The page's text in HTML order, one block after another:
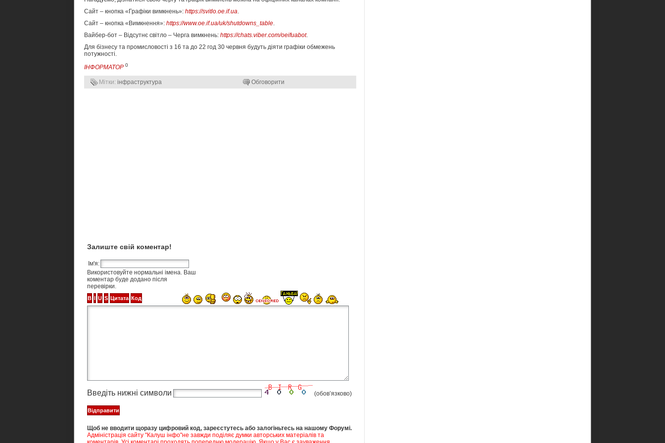
Сайт – кнопка «Графіки вимкнень»: https://svitlo.oe.if.ua.
Сайт – кнопка «Вимкнення»: https://www.oe.if.ua/uk/shutdowns_table.
Вайбер-бот – Відсутнє світло – Черга вимкнень: https://chats.viber.com/oeifuabot.
Для бізнесу та промисловості з 16 та до 22 год 30 червня будуть діяти графіки обмежень
потужності.
ІНФОРМАТОР 0
Мітки: інфраструктура Обговорити
Залиште свій коментар!
Ім'я:
Використовуйте нормальні імена. Ваш
коментар буде додано після
перевірки.
Введіть нижні символи (обов’язково)
Щоб не вводити щоразу цифровий код, зареєстутесь або залогіньтесь на нашому Форумі.
Адміністрація сайту "Калуш інфо"не завжди поділяє думки авторських матеріалів та